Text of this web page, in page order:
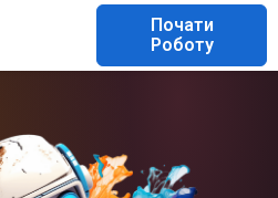
Почати
Роботу